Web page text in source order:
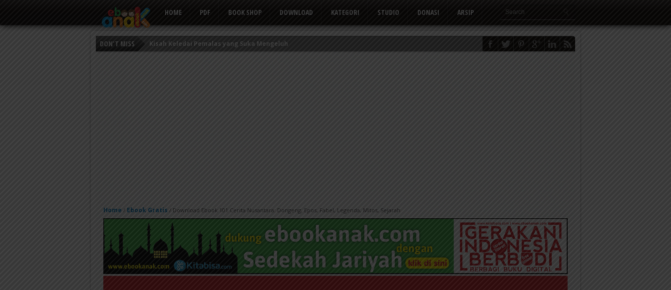
HOME PDF BOOK SHOP DOWNLOAD KATEGORI STUDIO DONASI ARSIP
DON'T MISS
Persahabatan Empat Ekor Kerbau
Home / Ebook Gratis / Download Ebook 101 Cerita Nusantara: Dongeng, Epos, Fabel, Legenda, Mitos, Sejarah